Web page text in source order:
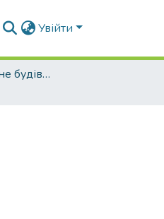
Увійти
194 Гідротехнічне будівництво, водна інженерія та водні технології. Водогосподарське будівництво і управління водними ресурсами та системами